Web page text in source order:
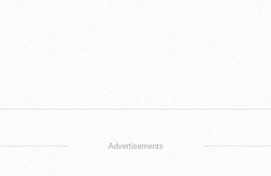
Advertisements